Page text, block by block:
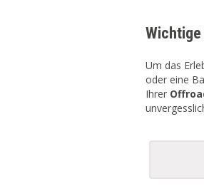
Um das
oder eine
Ihrer